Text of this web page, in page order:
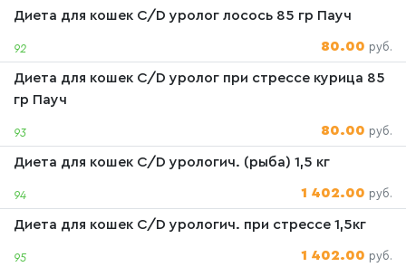
92
Диета для кошек C/D уролог лосось 85 гр Пауч
80.00 руб.
93
Диета для кошек C/D уролог при стрессе курица 85
гр Пауч
80.00 руб.
94
Диета для кошек C/D урологич. (рыба) 1,5 кг
1 402.00 руб.
95
Диета для кошек C/D урологич. при стрессе 1,5кг
1 402.00 руб.